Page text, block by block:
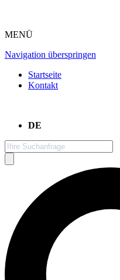
MENÜ
Navigation überspringen
Startseite
Kontakt
DE